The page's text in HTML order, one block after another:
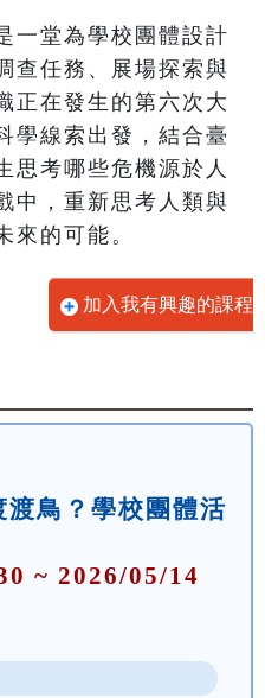
一堂為學校團體設計
查任務、展場探索與
正在發生的第六次大
學線索出發，結合臺
思考哪些危機源於人
中，重新思考人類與
來的可能。
加入我有興趣的課程
鳥？學校團體活
~ 2026/05/14